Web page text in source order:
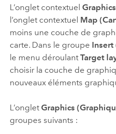
L’onglet contextuel
l’onglet contextuel Map
moins une couche de
carte. Dans le groupe Insert
le menu déroulant Target
choisir la couche de
nouveaux éléments
L’onglet Graphics
groupes suivants :